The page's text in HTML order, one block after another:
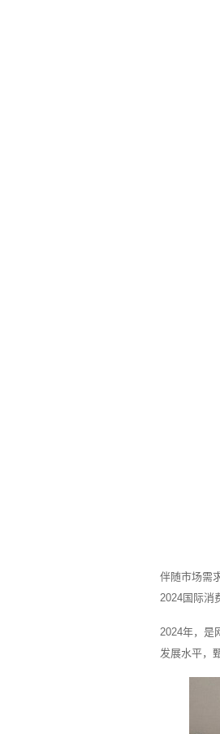
伴随市场需
2024国际消
2024年，是
发展水平，